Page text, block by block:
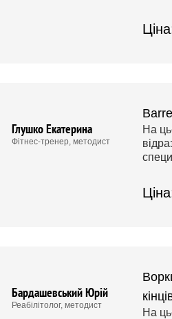
Глушко Екатерина
Фітнес-тренер, методист
На
Бардашевський Юрій
Реабілітолог, методист
На